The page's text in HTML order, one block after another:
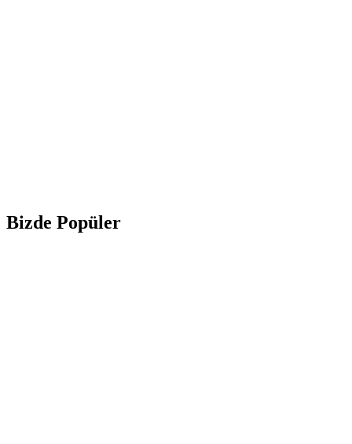
Bizde Popüler